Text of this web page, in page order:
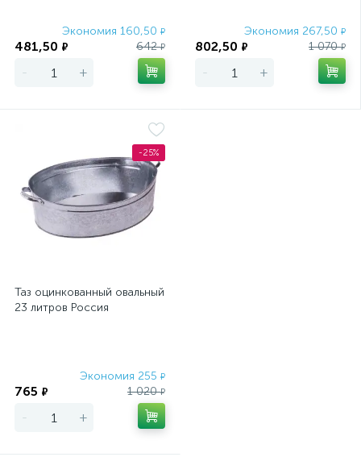
Экономия 160,50 ₽
481,50 ₽ 642₽
- +
Экономия 267,50 ₽
802,50 ₽ 1 070₽
- +
-25%
Таз оцинкованный овальный
23 литров Россия
Экономия 255 ₽
765 ₽ 1 020₽
- +